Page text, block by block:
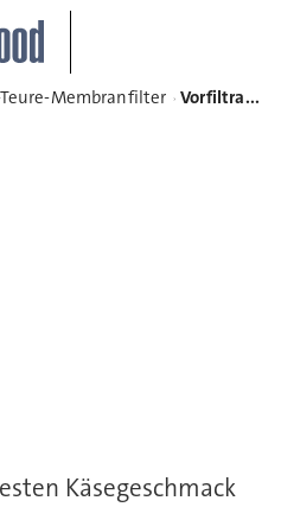
Membranfilter Vorfiltration schützt teure Membranfilter
Käsegeschmack